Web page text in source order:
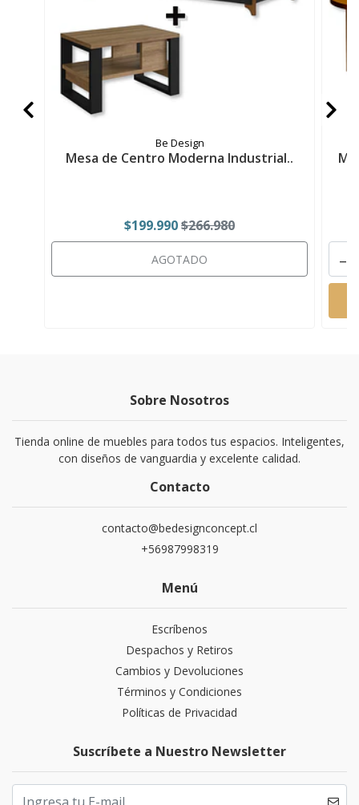
Be Design
Mesa de Centro Moderna Industrial..
$199.990$266.980
AGOTADO -
Sobre Nosotros
Tienda online de muebles para todos tus espacios. Inteligentes,
con diseños de vanguardia y excelente calidad.
Contacto
contacto@bedesignconcept.cl
+56987998319
Menú
Escríbenos
Despachos y Retiros
Cambios y Devoluciones
Términos y Condiciones
Políticas de Privacidad
Suscríbete a Nuestro Newsletter